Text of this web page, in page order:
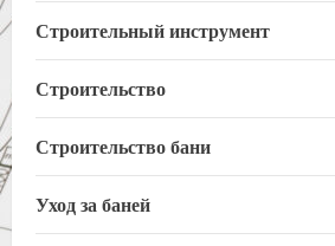
Строительный инструмент
Строительство
Строительство бани
Уход за баней